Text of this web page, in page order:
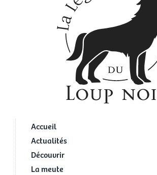
Accueil
Actualités
Découvrir
La meute